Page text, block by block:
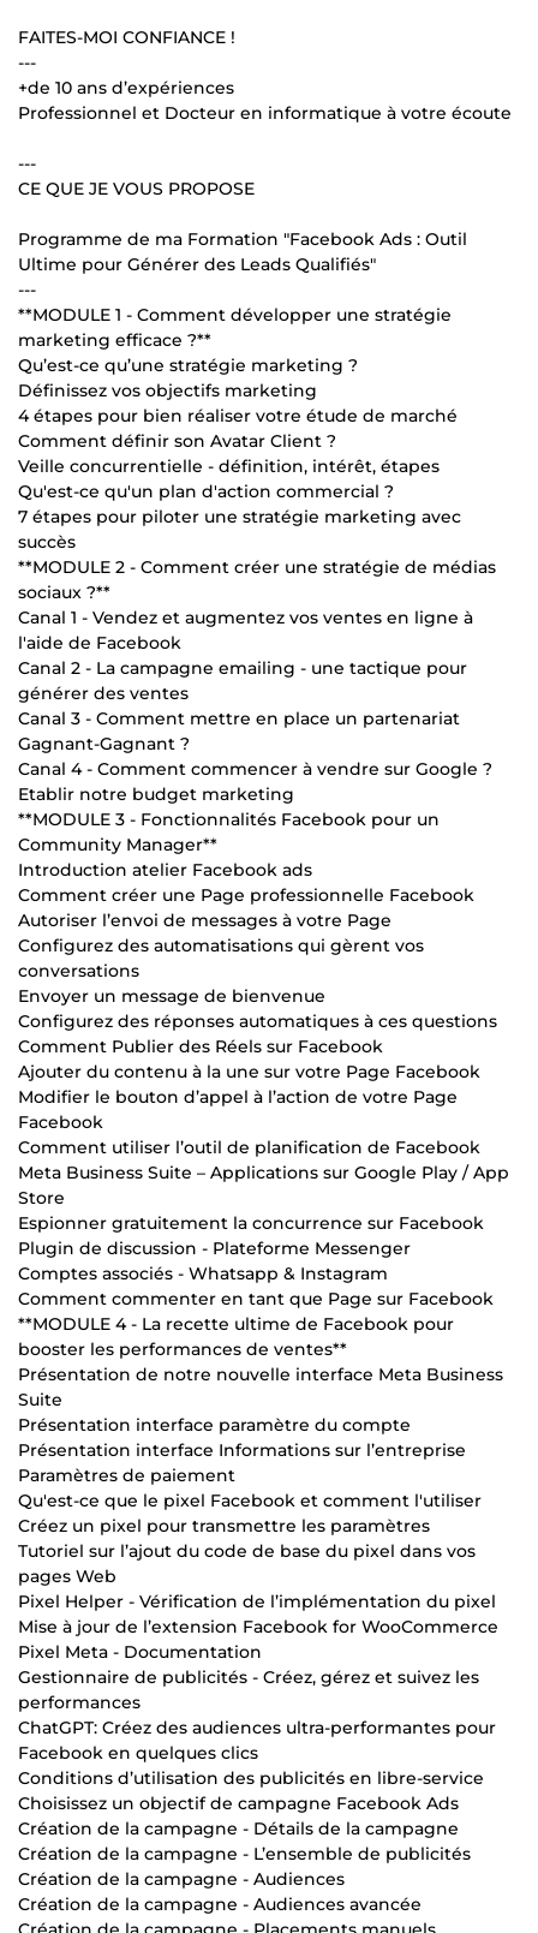
FAITES-MOI CONFIANCE !
---
+de 10 ans d’expériences
Professionnel et Docteur en informatique à votre écoute
---
CE QUE JE VOUS PROPOSE
Programme de ma Formation "Facebook Ads : Outil
Ultime pour Générer des Leads Qualifiés"
---
**MODULE 1 - Comment développer une stratégie
marketing efficace ?**
Qu’est-ce qu’une stratégie marketing ?
Définissez vos objectifs marketing
4 étapes pour bien réaliser votre étude de marché
Comment définir son Avatar Client ?
Veille concurrentielle - définition, intérêt, étapes
Qu'est-ce qu'un plan d'action commercial ?
7 étapes pour piloter une stratégie marketing avec
succès
**MODULE 2 - Comment créer une stratégie de médias
sociaux ?**
Canal 1 - Vendez et augmentez vos ventes en ligne à
l'aide de Facebook
Canal 2 - La campagne emailing - une tactique pour
générer des ventes
Canal 3 - Comment mettre en place un partenariat
Gagnant-Gagnant ?
Canal 4 - Comment commencer à vendre sur Google ?
Etablir notre budget marketing
**MODULE 3 - Fonctionnalités Facebook pour un
Community Manager**
Introduction atelier Facebook ads
Comment créer une Page professionnelle Facebook
Autoriser l’envoi de messages à votre Page
Configurez des automatisations qui gèrent vos
conversations
Envoyer un message de bienvenue
Configurez des réponses automatiques à ces questions
Comment Publier des Réels sur Facebook
Ajouter du contenu à la une sur votre Page Facebook
Modifier le bouton d’appel à l’action de votre Page
Facebook
Comment utiliser l’outil de planification de Facebook
Meta Business Suite – Applications sur Google Play / App
Store
Espionner gratuitement la concurrence sur Facebook
Plugin de discussion - Plateforme Messenger
Comptes associés - Whatsapp & Instagram
Comment commenter en tant que Page sur Facebook
**MODULE 4 - La recette ultime de Facebook pour
booster les performances de ventes**
Présentation de notre nouvelle interface Meta Business
Suite
Présentation interface paramètre du compte
Présentation interface Informations sur l’entreprise
Paramètres de paiement
Qu'est-ce que le pixel Facebook et comment l'utiliser
Créez un pixel pour transmettre les paramètres
Tutoriel sur l’ajout du code de base du pixel dans vos
pages Web
Pixel Helper - Vérification de l’implémentation du pixel
Mise à jour de l’extension Facebook for WooCommerce
Pixel Meta - Documentation
Gestionnaire de publicités - Créez, gérez et suivez les
performances
ChatGPT: Créez des audiences ultra-performantes pour
Facebook en quelques clics
Conditions d’utilisation des publicités en libre-service
Choisissez un objectif de campagne Facebook Ads
Création de la campagne - Détails de la campagne
Création de la campagne - L’ensemble de publicités
Création de la campagne - Audiences
Création de la campagne - Audiences avancée